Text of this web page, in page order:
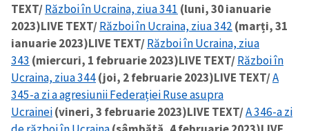
TEXT/Război în Ucraina, ziua 341 (luni, 30 ianuarie
2023)LIVE TEXT/Război în Ucraina, ziua 342 (marți, 31
ianuarie 2023)LIVE TEXT/Război în Ucraina, ziua
343 (miercuri, 1 februarie 2023)LIVE TEXT/Război în
Ucraina, ziua 344(joi, 2 februarie 2023)LIVE TEXT/A
345-a zi a agresiunii Federației Ruse asupra
Ucrainei(vineri, 3 februarie 2023)LIVE TEXT/A 346-a zi